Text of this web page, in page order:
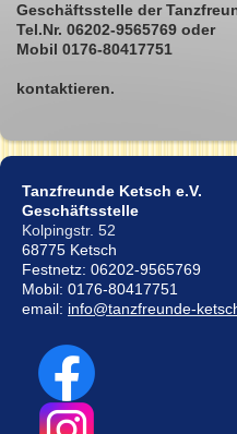
Geschäftsstelle der
Tel.Nr. 06202-9565769 oder
Mobil 0176-80417751
kontaktieren.
Tanzfreunde Ketsch e.V.
Geschäftsstelle
Kolpingstr. 52
68775 Ketsch
Festnetz: 06202-9565769
Mobil: 0176-80417751
email: info@tanzfreunde-